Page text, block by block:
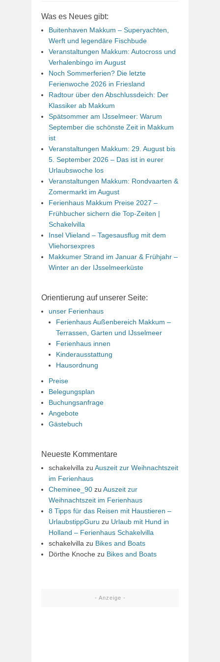
Was es Neues gibt:
Buitenhaven Makkum – Superyachten,
Werft und legendäre Fischbude
Veranstaltungen Makkum: Autocross und
Verhalenbingo im August
Noch Sommerferien? Die letzte
Ferienwoche 2026 in Friesland
Radtour über den Abschlussdeich: Der
Klassiker ab Makkum
Spätsommer am IJsselmeer: Warum
September die schönste Zeit in Makkum
ist
Veranstaltungen Makkum: 29. August bis
5. September 2026 – Das ist in eurer
Urlaubswoche los
Veranstaltungen Makkum: Rondvaarten &
Zomermarkt im August
Ferienhaus Makkum Preise 2027 –
Frühbucher sichern die Top-Zeiten |
Schakelvilla
Insel Vlieland – Tagesausflug mit dem
Vliehorsexpres
Makkumer Strand im Januar & Frühjahr –
Winter an der IJsselmeerküste
Orientierung auf unserer Seite:
unser Ferienhaus
Ferienhaus Außenbereich Makkum –
Terrassen, Garten und IJsselmeer
Ferienhaus innen
Kinderausstattung
Hausordnung
Preise
Belegungsplan
Buchungsanfrage
Angebote
Gästebuch
Neueste Kommentare
schakelvilla zu Auszeit zur Weihnachtszeit
im Ferienhaus
Cheminee_90 zu Auszeit zur
Weihnachtszeit im Ferienhaus
8 Tipps für das Reisen mit Haustieren –
UrlaubstippGuru zu Urlaub mit Hund in
Holland – Ferienhaus Schakelvilla
schakelvilla zu Bikes and Boats
Dörthe Knoche zu Bikes and Boats
- Anzeige -